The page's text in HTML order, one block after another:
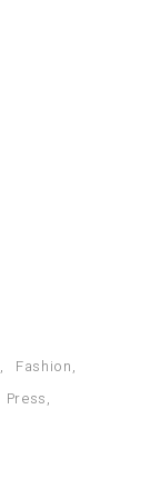
Fashion
Press